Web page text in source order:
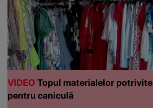
VIDEO Topul materialelor potrivite
pentru caniculă